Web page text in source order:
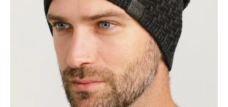
Коллекция
Paola
Belleza